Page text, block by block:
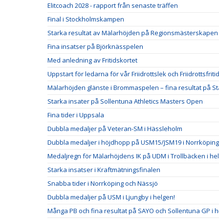
Elitcoach 2028 - rapport från senaste träffen
Final i Stockholmskampen
Starka resultat av Mälarhöjden på Regionsmästerskapen
Fina insatser på Björknässpelen
Med anledning av Fritidskortet
Uppstart för ledarna för vår Friidrottslek och
Mälarhöjden glänste i Brommaspelen – fina resultat på
Starka insater på Sollentuna Athletics Masters Open
Fina tider i Uppsala
Dubbla medaljer på Veteran-SM i Hässleholm
Dubbla medaljer i höjdhopp på USM15/JSM19 i Norrköping
Medaljregn för Mälarhöjdens IK på UDM i Trollbäcken i
Starka insatser i Kraftmätningsfinalen
Snabba tider i Norrköping och Nässjö
Dubbla medaljer på USM i Ljungby i helgen!
Många PB och fina resultat på SAYO och Sollentuna GP i